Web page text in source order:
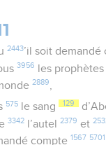
2443’il soit demandé
3956 les
2889
575le sang 129
3342 l’autel2379 et
compte 1567 5701